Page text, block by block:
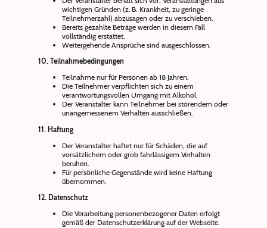
wichtigen Gründen (z. B. Krankheit, zu geringe
Teilnehmerzahl) abzusagen oder zu verschieben.
Bereits gezahlte Beträge werden in diesem Fall
vollständig erstattet.
Weitergehende Ansprüche sind ausgeschlossen.
10. Teilnahmebedingungen
Teilnahme nur für Personen ab 18 Jahren.
Die Teilnehmer verpflichten sich zu einem
verantwortungsvollen Umgang mit Alkohol.
Der Veranstalter kann Teilnehmer bei störendem oder
unangemessenem Verhalten ausschließen.
11. Haftung
Der Veranstalter haftet nur für Schäden, die auf
vorsätzlichem oder grob fahrlässigem Verhalten
beruhen.
Für persönliche Gegenstände wird keine Haftung
übernommen.
12. Datenschutz
Die Verarbeitung personenbezogener Daten erfolgt
gemäß der Datenschutzerklärung auf der Webseite.